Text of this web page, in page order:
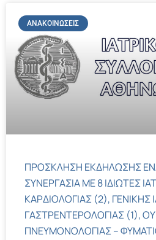
ΑΝΑΚΟΙΝΏΣΕΙΣ
ΠΡΟΣΚΛΗΣΗ ΕΚΔΗΛΩΣΗΣ
ΣΥΝΕΡΓΑΣΙΑ ΜΕ 8 ΙΔΙΩΤΕΣ
ΚΑΡΔΙΟΛΟΓΙΑΣ (2), ΓΕΝΙΚΗΣ
ΓΑΣΤΡΕΝΤΕΡΟΛΟΓΙΑΣ (1),
ΠΝΕΥΜΟΝΟΛΟΓΙΑΣ –